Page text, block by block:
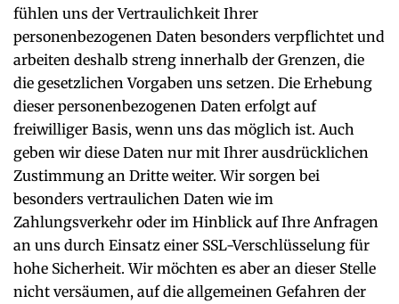
fühlen uns der Vertraulichkeit Ihrer
personenbezogenen Daten besonders verpflichtet und
arbeiten deshalb streng innerhalb der Grenzen, die
die gesetzlichen Vorgaben uns setzen. Die Erhebung
dieser personenbezogenen Daten erfolgt auf
freiwilliger Basis, wenn uns das möglich ist. Auch
geben wir diese Daten nur mit Ihrer ausdrücklichen
Zustimmung an Dritte weiter. Wir sorgen bei
besonders vertraulichen Daten wie im
Zahlungsverkehr oder im Hinblick auf Ihre Anfragen
an uns durch Einsatz einer SSL-Verschlüsselung für
hohe Sicherheit. Wir möchten es aber an dieser Stelle
nicht versäumen, auf die allgemeinen Gefahren der